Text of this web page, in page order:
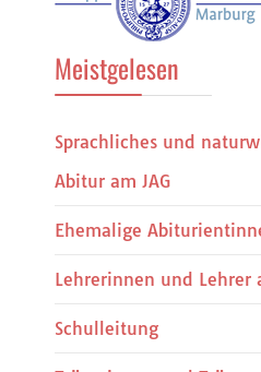
Meistgelesen
Sprachliches und
Abitur am JAG
Ehemalige
Lehrerinnen und Lehrer
Schulleitung